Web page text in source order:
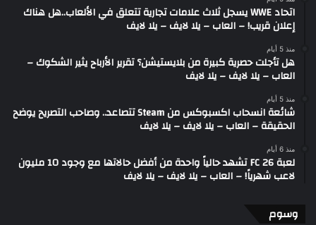
اتحاد WWE يسجل ثلاث علامات تجارية تتعلق في الألعاب..هل هناك
إعلان قريب! – العاب – يلا لايف – يلا لايف
منذ 5 أيام
هل تأجلت حصرية كبيرة من بلايستيشن؟ تقرير الأرباح يثير الشكوك –
العاب – يلا لايف – يلا لايف
منذ 5 أيام
شائعة انسحاب اكسبوكس من Steam تتصاعد.. وصاحب التصريح يوضح
الحقيقة – العاب – يلا لايف – يلا لايف
منذ 6 أيام
لعبة FC 26 تشهد حالياً واحدة من أفضل حالاتها مع وجود 10 مليون
لاعب شهرياً! – العاب – يلا لايف – يلا لايف
وسوم